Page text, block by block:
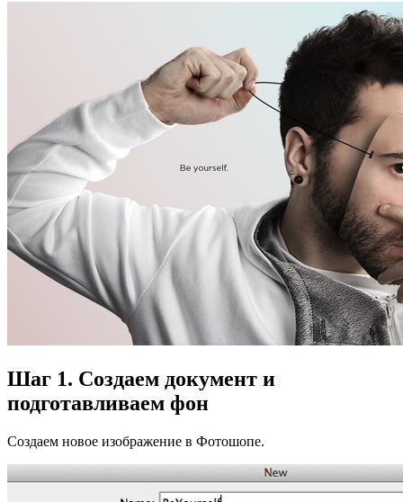
Шаг 1. Создаем документ и
подготавливаем фон
Создаем новое изображение в Фотошопе.